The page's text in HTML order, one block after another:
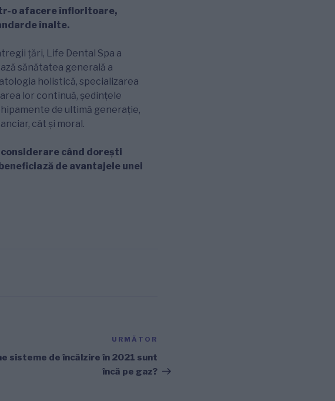
o afacere înfloritoare,
înalte.
țări, Life Dental Spa a
sănătatea generală a
holistică, specializarea
lor continuă, ședințele
de ultimă generație,
cât și moral.
când dorești
de avantajele unei
URMĂTOR
sisteme de încălzire în 2021 sunt
încă pe gaz?